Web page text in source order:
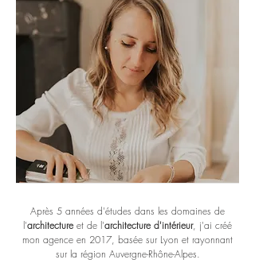
Après 5 années d'études dans les domaines de
l'architecture et de l'architecture d'intérieur, j'ai créé
mon agence en 2017, basée sur Lyon et rayonnant
sur la région Auvergne-Rhône-Alpes.